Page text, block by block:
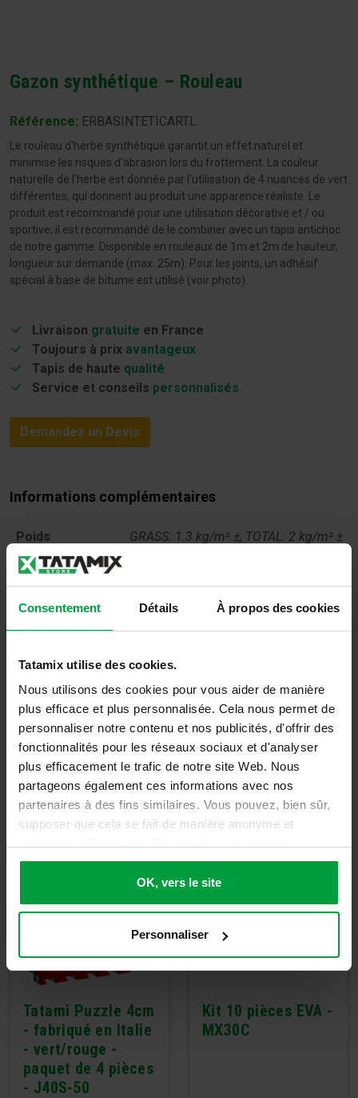
Consentement Détails À propos des cookies
Tatamix utilise des cookies.
Nous utilisons des cookies pour vous aider de manière
plus efficace et plus personnalisée. Cela nous permet de
personnaliser notre contenu et nos publicités, d'offrir des
fonctionnalités pour les réseaux sociaux et d'analyser
plus efficacement le trafic de notre site Web. Nous
partageons également ces informations avec nos
partenaires à des fins similaires. Vous pouvez, bien sûr,
supposer que cela se fait de manière anonyme et
accepter ou ajustez manuellement vos préférences.
OK, vers le site
Personnaliser
Gazon synthétique – Rouleau
Référence: ERBASINTETICARTL
Le rouleau d'herbe synthétique garantit un effet naturel et
minimise les risques d'abrasion lors du frottement. La couleur
naturelle de l'herbe est donnée par l'utilisation de 4 nuances de vert
différentes, qui donnent au produit une apparence réaliste. Le
produit est recommandé pour une utilisation décorative et / ou
sportive; il est recommandé de le combiner avec un tapis antichoc
de notre gamme. Disponible en rouleaux de 1m et 2m de hauteur,
longueur sur demande (max. 25m). Pour les joints, un adhésif
spécial à base de bitume est utilisé (voir photo).
Livraison gratuite en France
Toujours à prix avantageux
Tapis de haute qualité
Service et conseils personnalisés
Demandez un Devis
Informations complémentaires
Poids GRASS: 1.3 kg/m² ±, TOTAL: 2 kg/m² ±
Des points de
suture
stitching density: 16800 stitches / m²
GRASS: 32 mm ± , TOTAL: 34 mm ±
Perméabilité à
l'eau
60L / min / m2 with 5mm drilling
PEUT-ÊTRE AUSSI INTÉRESSANT
Tatami Puzzle 4cm
- fabriqué en Italie
- vert/rouge -
paquet de 4 pièces
- J40S-50
Kit 10 pièces EVA -
MX30C